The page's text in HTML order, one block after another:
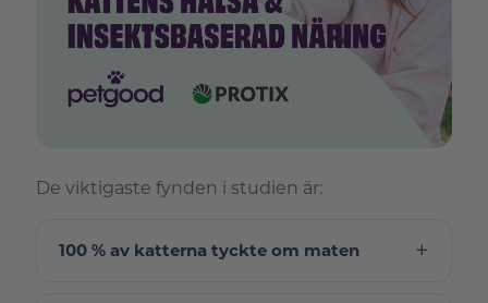
De viktigaste fynden i studien är:
100 % av katterna tyckte om maten